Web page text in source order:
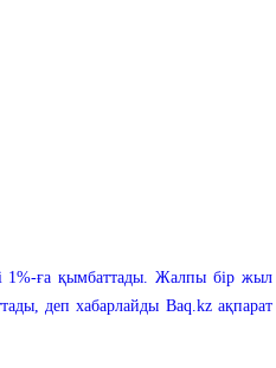
1%-ға қымбаттады. Жалпы бір жыл
деп хабарлайды Baq.kz ақпарат